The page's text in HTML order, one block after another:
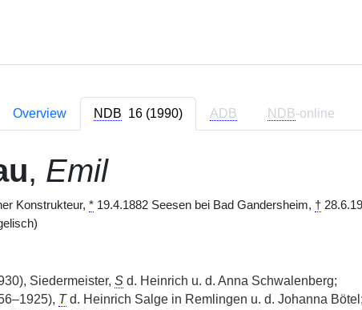
Overview NDB 16 (1990) ADB NDB-online
, Emil
Konstrukteur, *19.4.1882 Seesen bei Bad Gandersheim, †
Siedermeister, Sd. Heinrich u. d. Anna Schwalenberg;
Td. Heinrich Salge in Remlingen u. d. Johanna Bötel;